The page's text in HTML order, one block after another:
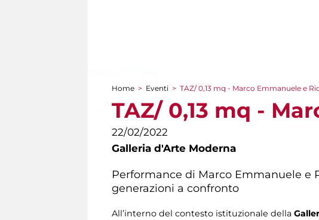
Tu sei qui
Home > Eventi > TAZ/ 0,13 mq - Marco Emmanuele e
TAZ/ 0,13 mq -
22/02/2022
Galleria d'Arte Moderna
Performance di Marco Emmanuele e
generazioni a confronto
All’interno del contesto istituzionale della